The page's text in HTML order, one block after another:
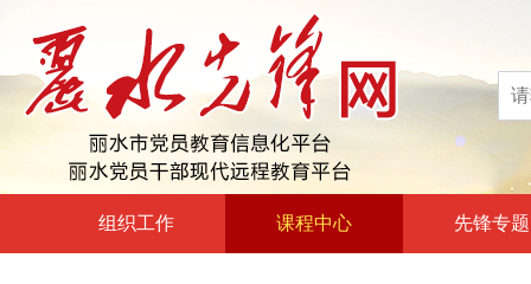
组织工作 课程中心 先锋专题